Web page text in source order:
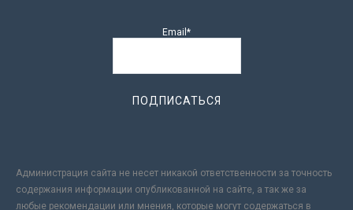
Email*
Администрация сайта не несет никакой ответственности за точность
содержания информации опубликованной на сайте, а так же за
любые рекомендации или мнения, которые могут содержаться в